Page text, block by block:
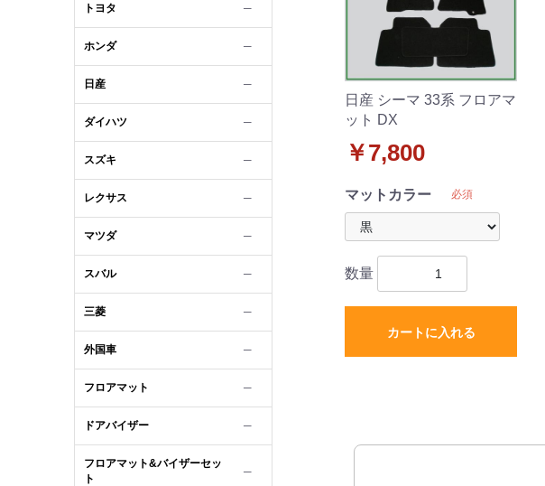
トヨタ ─
ホンダ ─
日産 ─
ダイハツ ─
スズキ ─
レクサス ─
マツダ ─
スバル ─
三菱 ─
外国車 ─
フロアマット ─
ドアバイザー ─
フロアマット&バイザーセッ
ト
─
日産 シーマ 33系 フロアマ
ット DX
￥7,800
マットカラー 必須
数量
カートに入れる